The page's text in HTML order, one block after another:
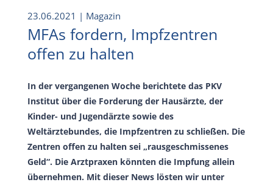
23.06.2021 | Magazin
MFAs fordern, Impfzentren
offen zu halten
In der vergangenen Woche berichtete das PKV
Institut über die Forderung der Hausärzte, der
Kinder- und Jugendärzte sowie des
Weltärztebundes, die Impfzentren zu schließen. Die
Zentren offen zu halten sei „rausgeschmissenes
Geld“. Die Arztpraxen könnten die Impfung allein
übernehmen. Mit dieser News lösten wir unter